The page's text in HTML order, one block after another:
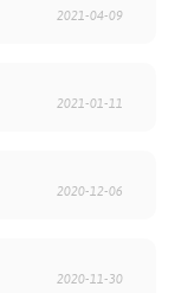
2021-04-09
2021-01-11
2020-12-06
2020-11-30